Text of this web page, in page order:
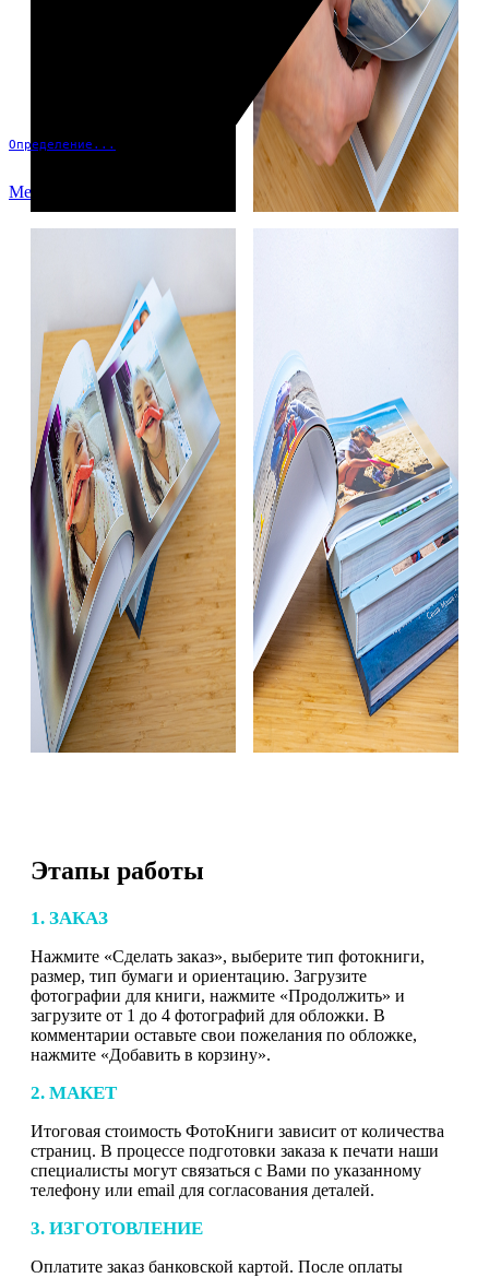
Определение...
Меню
Этапы работы
1. ЗАКАЗ
Нажмите «Сделать заказ», выберите тип фотокниги,
размер, тип бумаги и ориентацию. Загрузите
фотографии для книги, нажмите «Продолжить» и
загрузите от 1 до 4 фотографий для обложки. В
комментарии оставьте свои пожелания по обложке,
нажмите «Добавить в корзину».
2. МАКЕТ
Итоговая стоимость ФотоКниги зависит от количества
страниц. В процессе подготовки заказа к печати наши
специалисты могут связаться с Вами по указанному
телефону или email для согласования деталей.
3. ИЗГОТОВЛЕНИЕ
Оплатите заказ банковской картой. После оплаты